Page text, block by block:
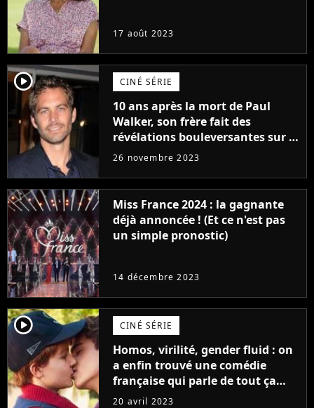
17 août 2023
player2 CINÉ SÉRIE
10 ans après la mort de Paul
Walker, son frère fait des
révélations bouleversantes sur la
réaction des acteurs de Fast and
26 novembre 2023
Miss France 2024 : la gagnante
déjà annoncée ! (Et ce n'est pas
un simple pronostic)
14 décembre 2023
player2 CINÉ SÉRIE
Homos, virilité, gender fluid : on
a enfin trouvé une comédie
française qui parle de tout ça
sans être super ringarde
20 avril 2023